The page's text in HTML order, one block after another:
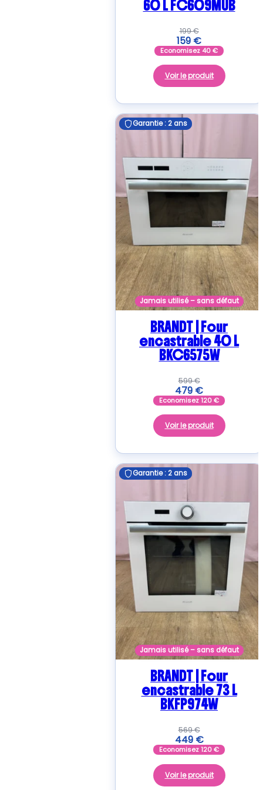
60 L FC609MUB
199€
159 €
Economisez 40€
Voir le produit
Garantie : 2 ans
Jamais utilisé – sans défaut
Garantie : 2 ans
BRANDT | Four
encastrable 40 L
BKC6575W
599€
479 €
Economisez120€
Voir le produit
Garantie : 2 ans
Jamais utilisé – sans défaut
Garantie : 2 ans
BRANDT | Four
encastrable 73 L
BKFP974W
569€
449 €
Economisez120€
Voir le produit